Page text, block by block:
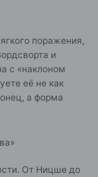
поражения,
и
с «наклоном
её не как
а форма
От Ницше до